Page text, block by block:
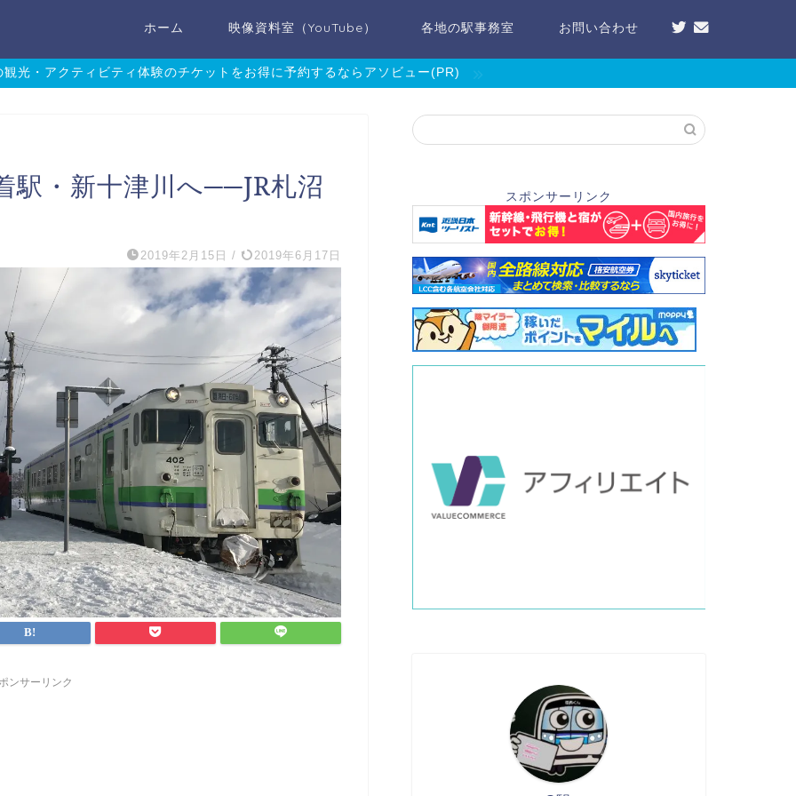
ホーム 映像資料室（YouTube） 各地の駅事務室 お問い合わせ
観光・アクティビティ体験のチケットをお得に予約するならアソビュー(PR)
駅・新十津川へ──JR札沼
2019年2月15日 / 2019年6月17日
ンサーリンク
スポンサーリンク